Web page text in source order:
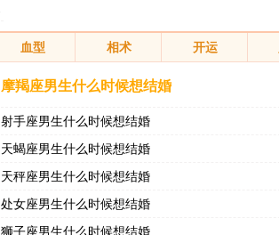
血型 相术 开运
摩羯座男生什么时候想结婚
射手座男生什么时候想结婚
天蝎座男生什么时候想结婚
天秤座男生什么时候想结婚
处女座男生什么时候想结婚
狮子座男生什么时候想结婚